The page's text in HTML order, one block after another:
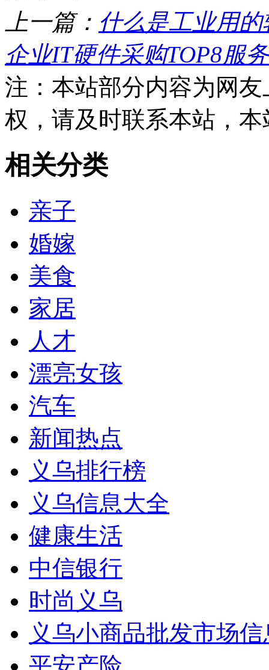
上一篇： 什么是工业用
企业IT硬件采购TOP8服
注：本站部分内容为网
权，请及时联系本站，
相关分类
亲子
婚嫁
美食
家居
人才
漂亮女孩
汽车
新闻热点
义乌排行榜
义乌信息大全
健康生活
中信银行
时尚义乌
义乌小商品批发市场